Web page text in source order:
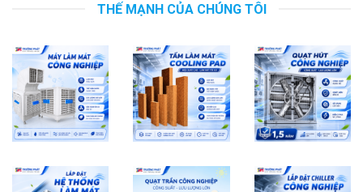
THẾ MẠNH CỦA CHÚNG TÔI